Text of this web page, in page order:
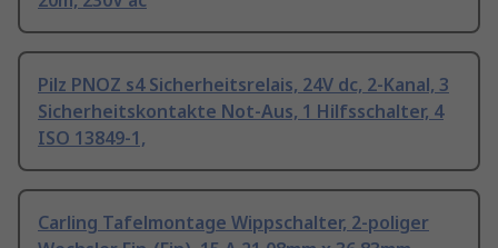
Pilz PNOZ s4 Sicherheitsrelais, 24V dc, 2-Kanal, 3
Sicherheitskontakte Not-Aus, 1 Hilfsschalter, 4
ISO 13849-1,
Carling Tafelmontage Wippschalter, 2-poliger